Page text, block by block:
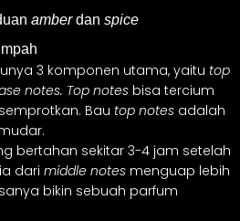
amberdan spice
3 komponen utama, yaitu top
notes. Top notes bisa tercium
Bau top notes adalah
bertahan sekitar 3-4 jam setelah
dari middle notes menguap lebih
bikin sebuah parfum